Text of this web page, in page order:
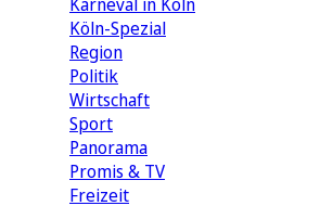
Köln-Spezial
Region
Politik
Wirtschaft
Sport
Panorama
Promis & TV
Freizeit